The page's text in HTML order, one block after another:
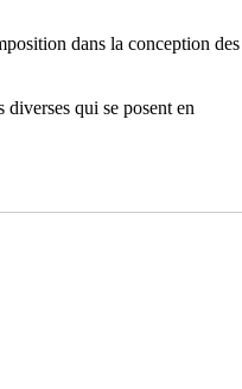
dans la conception des
qui se posent en